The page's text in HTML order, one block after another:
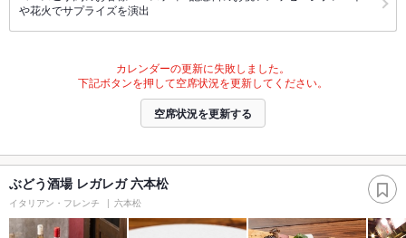
や花火でサプライズを演出
カレンダーの更新に失敗しました。
下記ボタンを押して空席状況を更新してください。
空席状況を更新する
ぶどう酒場 レガレガ 六本松
イタリアン・フレンチ 六本松